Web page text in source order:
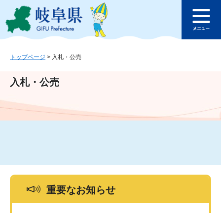
ジ
ュ
文
このページの本文へ
ュ
トップページ > 入札・公売
入札・公売
重要なお知らせ